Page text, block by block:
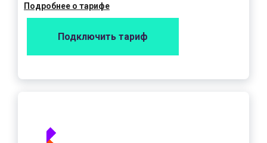
Подробнее о тарифе
Подключить тариф